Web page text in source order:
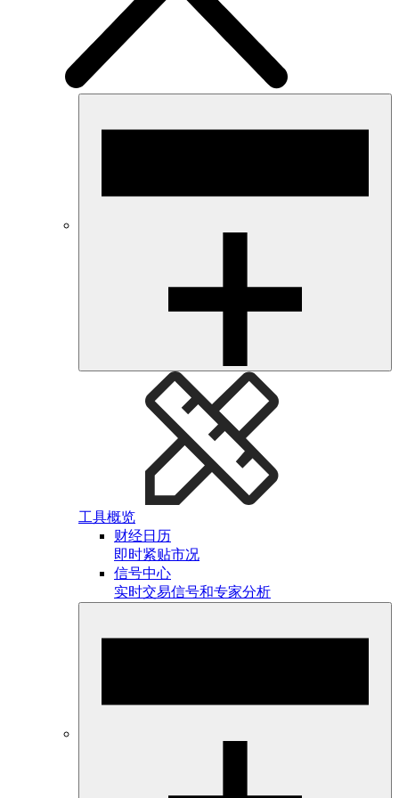
工具概览
财经日历
即时紧贴市况
信号中心
实时交易信号和专家分析